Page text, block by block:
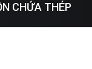
CHỨA THÉP